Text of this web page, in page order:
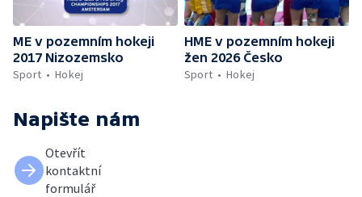
ME v pozemním hokeji
2017 Nizozemsko
Sport
Hokej
HME v pozemním hokeji
žen 2026 Česko
Sport
Hokej
Napište nám
Otevřít
kontaktní
formulář